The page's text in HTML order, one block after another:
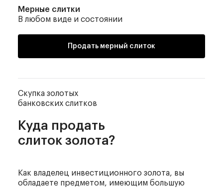
Мерные слитки
В любом виде и состоянии
Продать мерный слиток
Скупка золотых
банковских слитков
Куда продать
слиток золота?
Как владелец инвестиционного золота, вы
обладаете предметом, имеющим большую